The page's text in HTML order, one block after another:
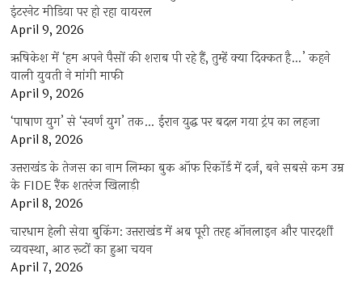
इंटरनेट मीडिया पर हो रहा वायरल
April 9, 2026
ऋषिकेश में ‘हम अपने पैसों की शराब पी रहे हैं, तुम्हें क्या दिक्कत है…’ कहने
वाली युवती ने मांगी माफी
April 9, 2026
‘पाषाण युग’ से ‘स्वर्ण युग’ तक… ईरान युद्ध पर बदल गया ट्रंप का लहजा
April 8, 2026
उत्तराखंड के तेजस का नाम लिम्का बुक ऑफ रिकॉर्ड में दर्ज, बने सबसे कम उम्र
के FIDE रैंक शतरंज खिलाड़ी
April 8, 2026
चारधाम हेली सेवा बुकिंग: उत्तराखंड में अब पूरी तरह ऑनलाइन और पारदर्शी
व्यवस्था, आठ रूटों का हुआ चयन
April 7, 2026